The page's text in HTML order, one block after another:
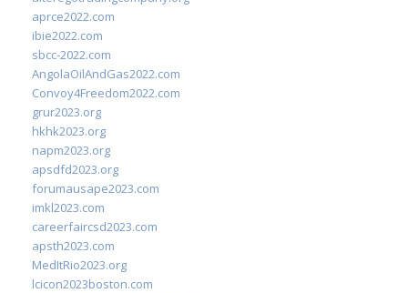
aprce2022.com
ibie2022.com
sbcc-2022.com
AngolaOilAndGas2022.com
Convoy4Freedom2022.com
grur2023.org
hkhk2023.org
napm2023.org
apsdfd2023.org
forumausape2023.com
imkl2023.com
careerfaircsd2023.com
apsth2023.com
MedItRio2023.org
lcicon2023boston.com